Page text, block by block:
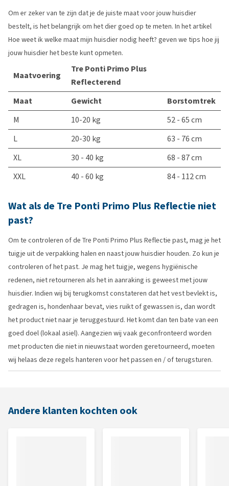
Om er zeker van te zijn dat je de juiste maat voor jouw huisdier
bestelt, is het belangrijk om het dier goed op te meten. In het artikel
Hoe weet ik welke maat mijn huisdier nodig heeft? geven we tips hoe jij
jouw huisdier het beste kunt opmeten.
Maatvoering
Tre Ponti Primo Plus
Reflecterend
Maat
Gewicht
Borstomtrek
M
10-20 kg
52 - 65 cm
L
20-30 kg
63 - 76 cm
XL
30 - 40 kg
68 - 87 cm
XXL
40 - 60 kg 84 - 112 cm
Wat als de Tre Ponti Primo Plus Reflectie niet
past?
Om te controleren of de Tre Ponti Primo Plus Reflectie past, mag je het
tuigje uit de verpakking halen en naast jouw huisdier houden. Zo kun je
controleren of het past. Je mag het tuigje, wegens hygiënische
redenen, niet retourneren als het in aanraking is geweest met jouw
huisdier. Indien wij bij terugkomst constateren dat het vest bevlekt is,
gedragen is, hondenhaar bevat, vies ruikt of gewassen is, dan wordt
het product niet naar je teruggestuurd. Het komt dan ten bate van een
goed doel (lokaal asiel). Aangezien wij vaak geconfronteerd worden
met producten die niet in nieuwstaat worden geretourneerd, moeten
wij helaas deze regels hanteren voor het passen en / of terugsturen.
Andere klanten kochten ook